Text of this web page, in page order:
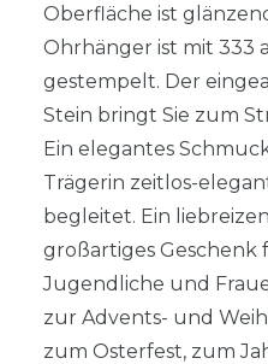
Oberfläche ist
Ohrhänger ist mit 333
gestempelt. Der
Stein bringt Sie zum
Ein elegantes
Trägerin zeitlos-
begleitet. Ein
großartiges Geschenk
Jugendliche und
zur Advents- und
zum Osterfest, zum